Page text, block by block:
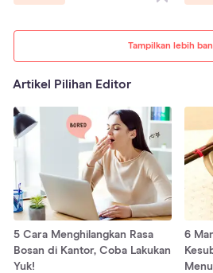
Tampilkan lebih
Artikel Pilihan Editor
5 Cara Menghilangkan Rasa
Bosan di Kantor, Coba Lakukan
Yuk!
6